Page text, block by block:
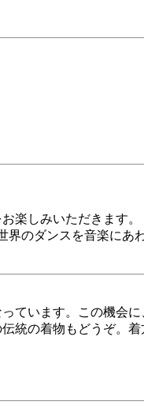
楽しみいただきます。
のダンスを音楽にあ
います。この機会に
の着物もどうぞ。